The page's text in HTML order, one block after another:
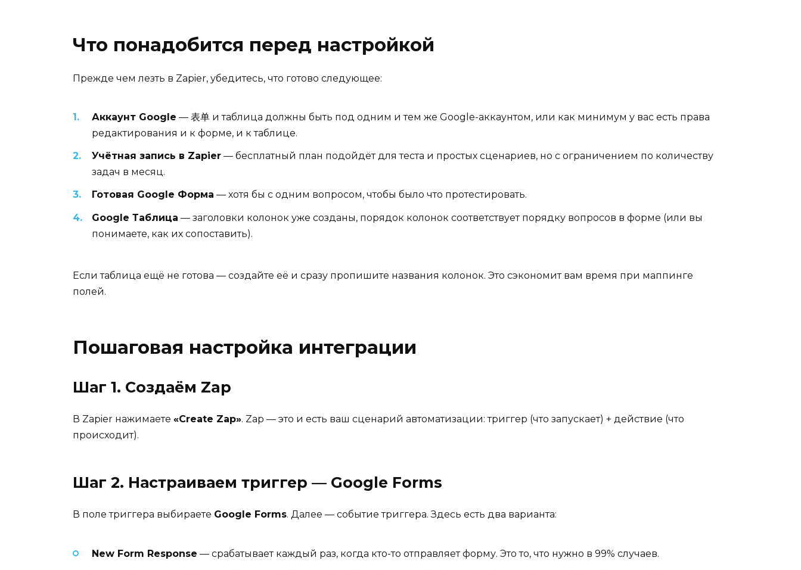
Что понадобится перед настройкой
Прежде чем лезть в Zapier, убедитесь, что готово следующее:
Аккаунт Google — 表单 и таблица должны быть под одним и тем же Google-аккаунтом, или как минимум у вас есть права
редактирования и к форме, и к таблице.
Учётная запись в Zapier — бесплатный план подойдёт для теста и простых сценариев, но с ограничением по количеству
задач в месяц.
Готовая Google Форма — хотя бы с одним вопросом, чтобы было что протестировать.
Google Таблица — заголовки колонок уже созданы, порядок колонок соответствует порядку вопросов в форме (или вы
понимаете, как их сопоставить).
Если таблица ещё не готова — создайте её и сразу пропишите названия колонок. Это сэкономит вам время при маппинге
полей.
Пошаговая настройка интеграции
Шаг 1. Создаём Zap
В Zapier нажимаете «Create Zap». Zap — это и есть ваш сценарий автоматизации: триггер (что запускает) + действие (что
происходит).
Шаг 2. Настраиваем триггер — Google Forms
В поле триггера выбираете Google Forms. Далее — событие триггера. Здесь есть два варианта:
New Form Response — срабатывает каждый раз, когда кто-то отправляет форму. Это то, что нужно в 99% случаев.